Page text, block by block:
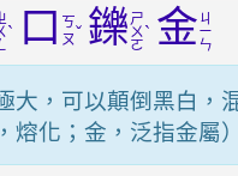
ˋ 口
ㄎ
ㄡˇ 鑠 ㄕ
ㄨ
ㄛ
ˋ 金 ㄐ
ㄧ
ㄣ
大，可以顛倒黑白，
熔化；金，泛指金屬）